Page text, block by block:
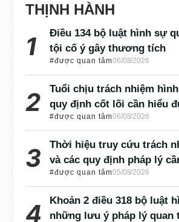
THỊNH HÀNH
Điều 134 bộ luật hình sự
tội cố ý gây thương tích
#được quan tâm06/08/2026
Tuổi chịu trách nhiệm
quy định cốt lõi cần hiểu
#được quan tâm06/08/2026
Thời hiệu truy cứu trách
và các quy định pháp lý
#được quan tâm05/08/2026
Khoản 2 điều 318 bộ luật
những lưu ý pháp lý quan